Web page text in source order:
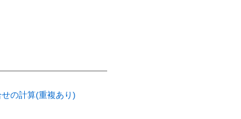
せの計算(重複あり)